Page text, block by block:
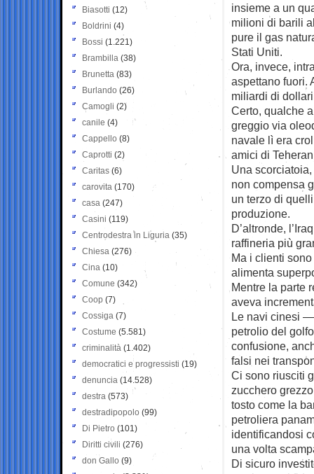
insieme a un
milioni di barili
pure il gas
Stati Uniti.
Ora, invece,
aspettano fuori.
miliardi di
Certo, qualche
greggio via
navale lì era
amici di
Una
non compensa
un terzo di
produzione.
D’altronde,
raffineria più
Ma i clienti
alimenta
Mentre la parte
aveva
Le navi cinesi
petrolio del
confusione,
falsi nei
Ci sono riusciti
zucchero
tosto come la
petroliera
identificandosi
una volta
Di sicuro
Biasotti (12)
Boldrini (4)
Bossi (1.221)
Brambilla (38)
Brunetta (83)
Burlando (26)
Camogli (2)
canile (4)
Cappello (8)
Caprotti (2)
Caritas (6)
carovita (170)
casa (247)
Casini (119)
Centrodestra in Liguria (35)
Chiesa (276)
Cina (10)
Comune (342)
Coop (7)
Cossiga (7)
Costume (5.581)
criminalità (1.402)
democratici e progressisti (19)
denuncia (14.528)
destra (573)
destradipopolo (99)
Di Pietro (101)
Diritti civili (276)
don Gallo (9)